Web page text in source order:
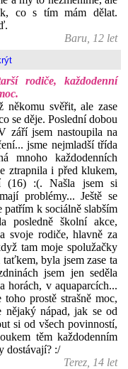
co s tím mám dělat.
Baru, 12 let
rodiče, každodenní
svěřit, ale zase
se děje. Poslední dobou
září jsem nastoupila na
jsme nejmladší třída
mnoho každodenních
ztrapnila i před klukem,
:(. Našla jsem si
problémy... Ještě se
k sociálně slabším
posledně školní akce,
svoje rodiče, hlavně za
tam moje spolužačky
byla jsem zase ta
jsem jen seděla
horách, v aquaparcích...
prostě strašně moc,
nějaký nápad, jak se od
si od všech povinností,
těm každodenním
dostávají? :/
Terez, 14 let